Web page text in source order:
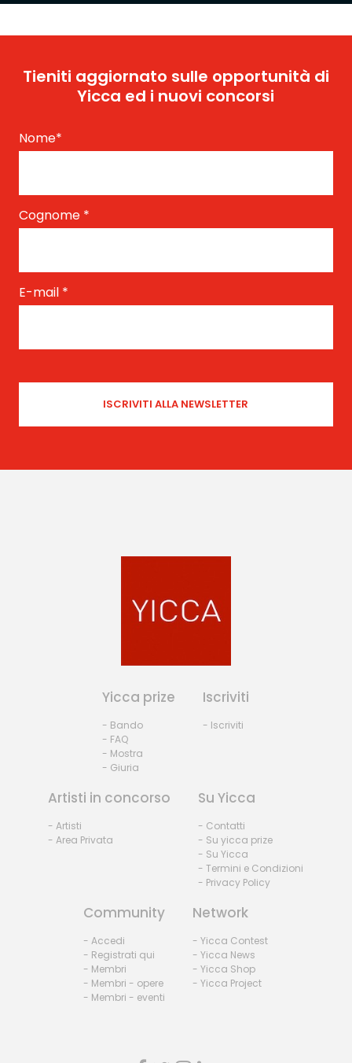
Tieniti aggiornato sulle opportunità di
Yicca ed i nuovi concorsi
Nome*
Cognome *
E-mail *
Yicca prize
- Bando
- FAQ
- Mostra
- Giuria
Iscriviti
- Iscriviti
Artisti in concorso
- Artisti
- Area Privata
Su Yicca
- Contatti
- Su yicca prize
- Su Yicca
- Termini e Condizioni
- Privacy Policy
Community
- Accedi
- Registrati qui
- Membri
- Membri - opere
- Membri - eventi
Network
- Yicca Contest
- Yicca News
- Yicca Shop
- Yicca Project